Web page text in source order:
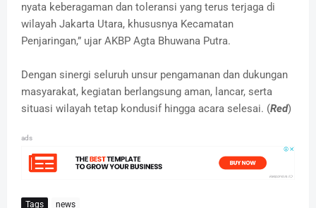
nyata keberagaman dan toleransi yang terus terjaga di
wilayah Jakarta Utara, khususnya Kecamatan
Penjaringan,” ujar AKBP Agta Bhuwana Putra.
Dengan sinergi seluruh unsur pengamanan dan dukungan
masyarakat, kegiatan berlangsung aman, lancar, serta
situasi wilayah tetap kondusif hingga acara selesai. (Red)
ads
Tags news